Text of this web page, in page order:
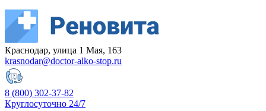
Краснодар, улица 1 Мая, 163
krasnodar@doctor-alko-stop.ru
8 (800) 302-37-82
Круглосуточно 24/7